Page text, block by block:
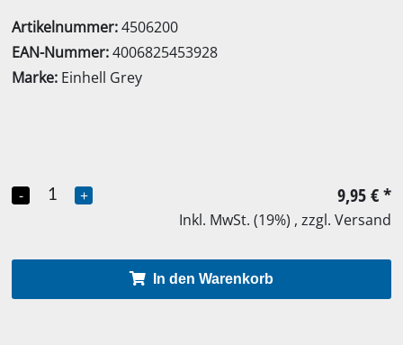
Artikelnummer:4506200
EAN-Nummer:4006825453928
Marke: Einhell Grey
- + 9,95 €*
Inkl. MwSt. (19%) , zzgl. Versand
In den Warenkorb